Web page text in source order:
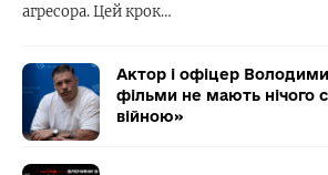
агресора. Цей крок…
Актор і офіцер
фільми не мають нічого
війною»